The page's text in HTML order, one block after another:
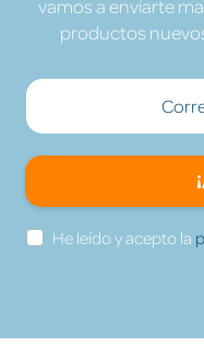
vamos a enviarte
productos
He leído y acepto la